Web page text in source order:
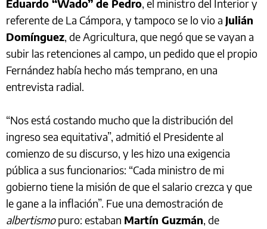
Eduardo “Wado” de Pedro, el ministro del Interior y
referente de La Cámpora, y tampoco se lo vio a Julián
Domínguez, de Agricultura, que negó que se vayan a
subir las retenciones al campo, un pedido que el propio
Fernández había hecho más temprano, en una
entrevista radial.
“Nos está costando mucho que la distribución del
ingreso sea equitativa”, admitió el Presidente al
comienzo de su discurso, y les hizo una exigencia
pública a sus funcionarios: “Cada ministro de mi
gobierno tiene la misión de que el salario crezca y que
le gane a la inflación”. Fue una demostración de
albertismopuro: estaban Martín Guzmán, de